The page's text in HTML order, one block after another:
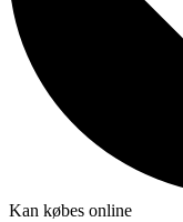
Kan købes online